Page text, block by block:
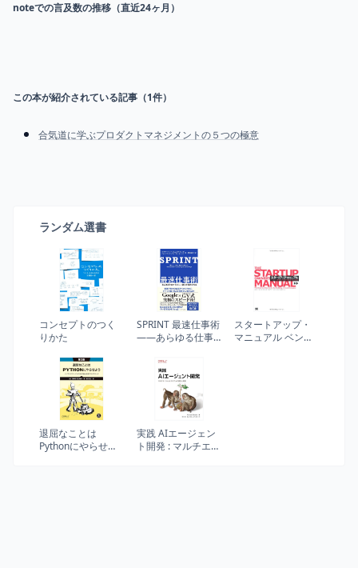
noteでの言及数の推移（直近24ヶ月）
この本が紹介されている記事（1件）
合気道に学ぶプロダクトマネジメントの５つの極意
ランダム選書
コンセプトのつく
りかた
SPRINT 最速仕事術
――あらゆる仕事
合理的な方法
スタートアップ・
マニュアル ベンチ
退屈なことは
Pythonにやらせよ
実践 AIエージェン
ト開発 : マルチエー